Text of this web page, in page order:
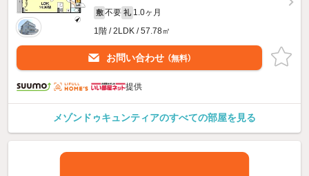
敷 不要 礼 1.0ヶ月
1階 / 2LDK / 57.78㎡
お問い合わせ （無料）
提供
メゾンドゥキュンティアのすべての部屋を見る